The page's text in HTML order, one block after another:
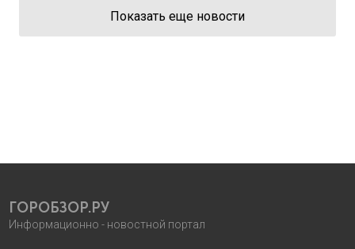
Показать еще новости
ГОРОБЗОР.РУ
Информационно - новостной портал